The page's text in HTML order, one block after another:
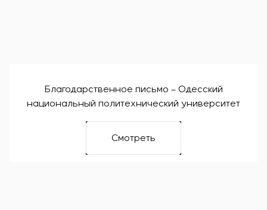
Благодарственное письмо – Одесский
национальный политехнический университет
Смотреть